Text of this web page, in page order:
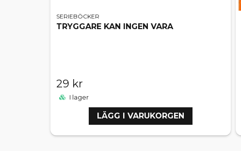
SERIEBÖCKER
TRYGGARE KAN INGEN VARA
29 kr
I lager
LÄGG I VARUKORGEN